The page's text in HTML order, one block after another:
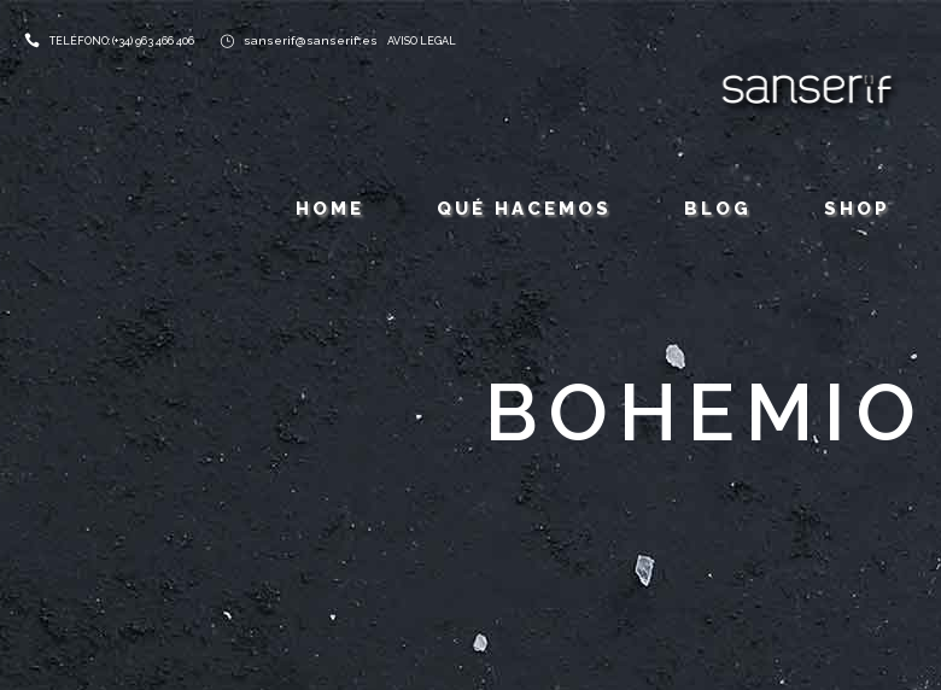
TELÉFONO: (+34) 963 466 406 sanserif@sanserif.es AVISO LEGAL
HOME QUÉ HACEMOS BLOG SHOP
BOHEMIO